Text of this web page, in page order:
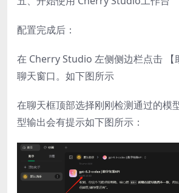
配置完成后：
在 Cherry Studio 左侧侧边栏点击 【
聊天窗口。如下图所示
在聊天框顶部选择刚刚检测通过的模
型输出会有提示如下图所示：